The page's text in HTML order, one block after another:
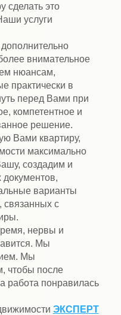
сделать это
услуги
внимательное
нюансам,
практически в
перед Вами при
компетентное и
решение.
Вами квартиру,
максимально
создадим и
варианты
с
нервы и
Мы
Мы
чтобы после
работа понравилась
ЭКСПЕРТ